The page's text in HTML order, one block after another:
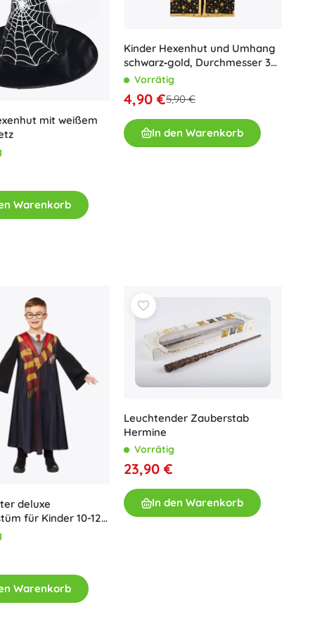
mit weißem
Warenkorb
Kinder Hexenhut und Umhang
schwarz‑gold, Durchmesser 38
cmVorrätig
4,90 €5,90 €
In den Warenkorb
deluxe
für Kinder 10-12
Warenkorb
Leuchtender Zauberstab
Hermine
Vorrätig
23,90 €
In den Warenkorb